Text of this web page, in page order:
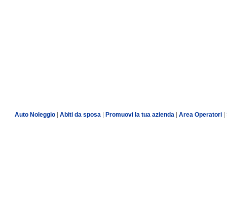
Auto Noleggio| Abiti da sposa| Promuovi la tua azienda Area Operatori